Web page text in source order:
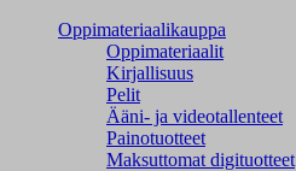
Oppimateriaalikauppa
Oppimateriaalit
Kirjallisuus
Pelit
Ääni- ja videotallenteet
Painotuotteet
Maksuttomat digituotteet